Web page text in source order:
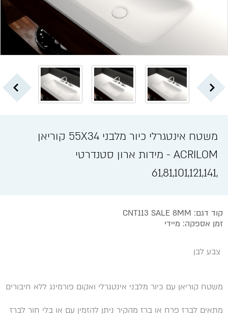
משטח אינטגרלי כיור מלבני 55X34 קוריאן
ACRILOM - מידות ארון סטנדרטי
,61,81,101,121,141
קוד דגם: CNT113 SALE 8MM
זמן אספקה: מיידי
צבע לבן
משטח קוריאן עם כיור מלבני אינטגרלי ואקום פורמינג ללא חיבורים
מתאים לברז פרח או ברז מהקיר ניתן להזמין עם או בלי חור לברז